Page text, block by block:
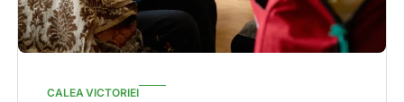
CALEA VICTORIEI